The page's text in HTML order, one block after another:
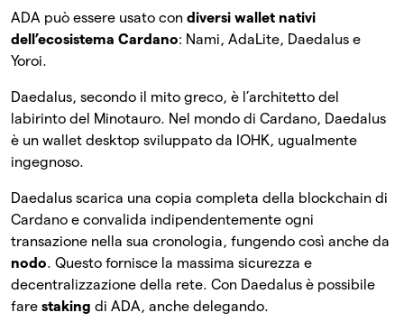
ADA può essere usato con diversi wallet nativi
dell’ecosistema Cardano: Nami, AdaLite, Daedalus e
Yoroi.
Daedalus, secondo il mito greco, è l’architetto del
labirinto del Minotauro. Nel mondo di Cardano, Daedalus
è un wallet desktop sviluppato da IOHK, ugualmente
ingegnoso.
Daedalus scarica una copia completa della blockchain di
Cardano e convalida indipendentemente ogni
transazione nella sua cronologia, fungendo così anche da
nodo. Questo fornisce la massima sicurezza e
decentralizzazione della rete. Con Daedalus è possibile
fare staking di ADA, anche delegando.